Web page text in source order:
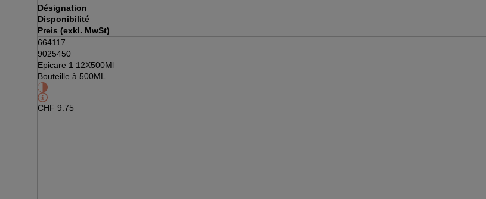
Désignation
Disponibilité
Preis (exkl. MwSt)
664117
9025450
Epicare 1 12X500Ml
Bouteille à 500ML
CHF 9.75